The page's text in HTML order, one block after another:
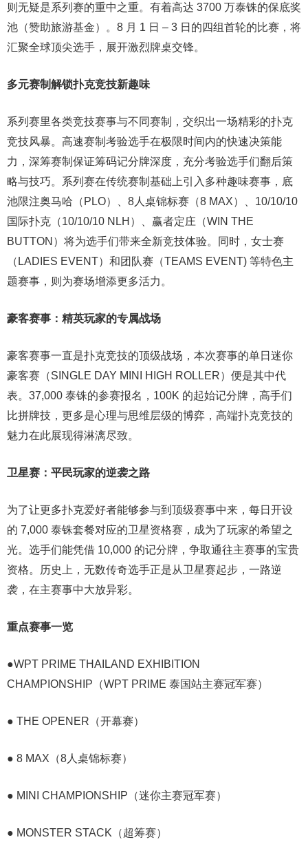
则无疑是系列赛的重中之重。有着高达 3700 万泰铢的保底奖
池（赞助旅游基金）。8 月 1 日 – 3 日的四组首轮的比赛，将
汇聚全球顶尖选手，展开激烈牌桌交锋。
多元赛制解锁扑克竞技新趣味
系列赛里各类竞技赛事与不同赛制，交织出一场精彩的扑克
竞技风暴。高速赛制考验选手在极限时间内的快速决策能
力，深筹赛制保证筹码记分牌深度，充分考验选手们翻后策
略与技巧。系列赛在传统赛制基础上引入多种趣味赛事，底
池限注奥马哈（PLO）、8人桌锦标赛（8 MAX）、10/10/10
国际扑克（10/10/10 NLH）、赢者定庄（WIN THE
BUTTON）将为选手们带来全新竞技体验。同时，女士赛
（LADIES EVENT）和团队赛（TEAMS EVENT) 等特色主
题赛事，则为赛场增添更多活力。
豪客赛事：精英玩家的专属战场
豪客赛事一直是扑克竞技的顶级战场，本次赛事的单日迷你
豪客赛（SINGLE DAY MINI HIGH ROLLER）便是其中代
表。37,000 泰铢的参赛报名，100K 的起始记分牌，高手们
比拼牌技，更多是心理与思维层级的博弈，高端扑克竞技的
魅力在此展现得淋漓尽致。
卫星赛：平民玩家的逆袭之路
为了让更多扑克爱好者能够参与到顶级赛事中来，每日开设
的 7,000 泰铢套餐对应的卫星资格赛，成为了玩家的希望之
光。选手们能凭借 10,000 的记分牌，争取通往主赛事的宝贵
资格。历史上，无数传奇选手正是从卫星赛起步，一路逆
袭，在主赛事中大放异彩。
重点赛事一览
●WPT PRIME THAILAND EXHIBITION
CHAMPIONSHIP（WPT PRIME 泰国站主赛冠军赛）
● THE OPENER（开幕赛）
● 8 MAX（8人桌锦标赛）
● MINI CHAMPIONSHIP（迷你主赛冠军赛）
● MONSTER STACK（超筹赛）